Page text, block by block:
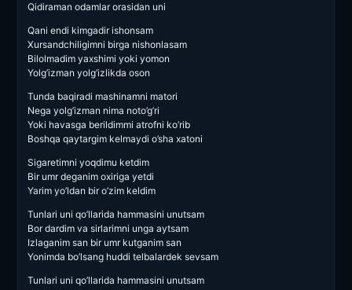
Qidiraman odamlar orasidan uni
Qani endi kimgadir ishonsam
Xursandchiligimni birga nishonlasam
Bilolmadim yaxshimi yoki yomon
Yolg’izman yolg’izlikda oson
Tunda baqiradi mashinamni matori
Nega yolg’izman nima noto’g’ri
Yoki havasga berildimmi atrofni ko’rib
Boshqa qaytargim kelmaydi o’sha xatoni
Sigaretimni yoqdimu ketdim
Bir umr deganim oxiriga yetdi
Yarim yo’ldan bir o’zim keldim
Tunlari uni qo’llarida hammasini unutsam
Bor dardim va sirlarimni unga aytsam
Izlaganim san bir umr kutganim san
Yonimda bo’lsang huddi telbalardek sevsam
Tunlari uni qo’llarida hammasini unutsam